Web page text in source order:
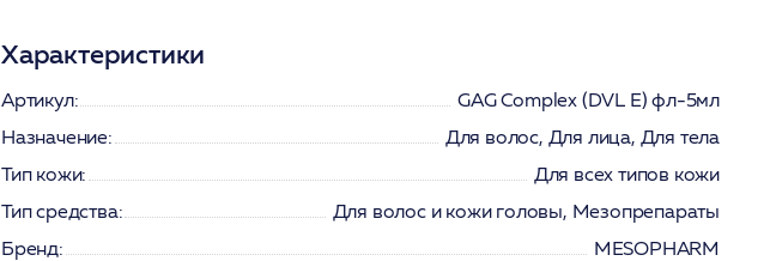
Характеристики
Артикул:
GAG Complex (DVL Е) фл-5мл
Назначение:
Для волос, Для лица, Для тела
Тип кожи:
Для всех типов кожи
Тип средства:
Для волос и кожи головы, Мезопрепараты
Бренд:
MESOPHARM